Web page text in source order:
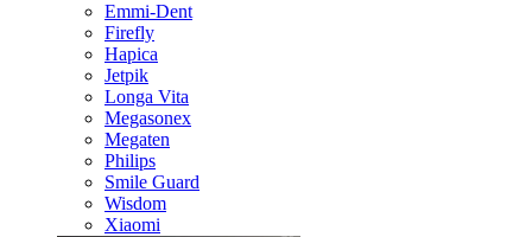
Emmi-Dent
Firefly
Hapica
Jetpik
Longa Vita
Megasonex
Megaten
Philips
Smile Guard
Wisdom
Xiaomi